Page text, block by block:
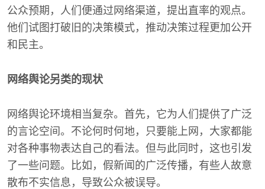
公众预期，人们便通过网络渠道，提出直率的观点。
他们试图打破旧的决策模式，推动决策过程更加公开
和民主。
网络舆论另类的现状
网络舆论环境相当复杂。首先，它为人们提供了广泛
的言论空间。不论何时何地，只要能上网，大家都能
对各种事物表达自己的看法。但与此同时，这也引发
了一些问题。比如，假新闻的广泛传播，有些人故意
散布不实信息，导致公众被误导。